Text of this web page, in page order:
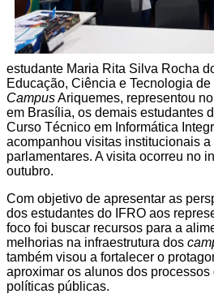
estudante Maria Rita Silva Rocha
Educação, Ciência e Tecnologia
CampusAriquemes, representou
em Brasília, os demais estudantes
Curso Técnico em Informática
acompanhou visitas institucionais
parlamentares. A visita ocorreu no
outubro.
Com objetivo de apresentar as
dos estudantes do IFRO aos
foco foi buscar recursos para a
melhorias na infraestrutura dos
também visou a fortalecer o
aproximar os alunos dos
políticas públicas.